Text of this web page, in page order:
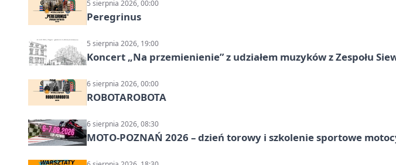
5 sierpnia 2026, 00:00
Peregrinus
5 sierpnia 2026, 19:00
Koncert „Na przemienienie” z udziałem muzyków z Zespołu
6 sierpnia 2026, 00:00
ROBOTAROBOTA
6 sierpnia 2026, 08:30
MOTO-POZNAŃ 2026 – dzień torowy i szkolenie sportowe